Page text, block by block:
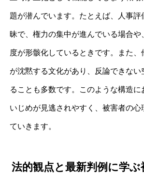
題が潜んでいます。たとえば、人事評
昧で、権力の集中が進んでいる場合や
度が形骸化しているときです。また、
が沈黙する文化があり、反論できない
ることも多数です。このような構造
いじめが見逃されやすく、被害者の心
ていきます。
法的観点と最新判例に学ぶ